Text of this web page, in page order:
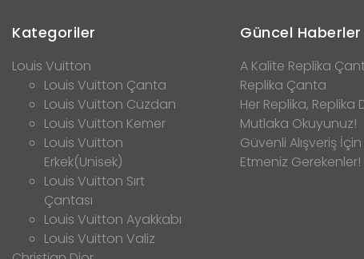
Kategoriler
Louis Vuitton
Louis Vuitton Çanta
Louis Vuitton Cüzdan
Louis Vuitton Kemer
Louis Vuitton
Erkek(Unisek)
Louis Vuitton Sırt
Çantası
Louis Vuitton Ayakkabı
Louis Vuitton Valiz
Güncel Haberler
A Kalite Replika
Replika Çanta
Her Replika, Replika
Mutlaka Okuyunuz!
Güvenli Alışveriş
Etmeniz Gerekenler!